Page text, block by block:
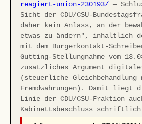
reagiert-union-230193/ —
Sicht der CDU/CSU-
daher kein Anlass, an der
etwas zu ändern", inhaltlich
mit dem Bürgerkontakt-
Gutting-Stellungnahme vom
zusätzliches Argument
(steuerliche Gleichbehandlung
Fremdwährungen). Damit liegt
Linie der CDU/CSU-Fraktion
Kabinettsbeschluss